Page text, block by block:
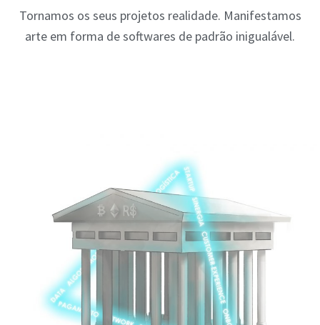
Tornamos os seus projetos realidade. Manifestamos
arte em forma de softwares de padrão inigualável.